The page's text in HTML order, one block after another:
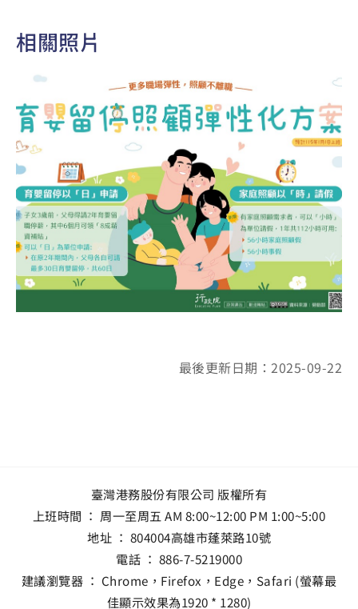
相關照片
最後更新日期：2025-09-22
臺灣港務股份有限公司 版權所有
上班時間 ： 周一至周五 AM 8:00~12:00 PM 1:00~5:00
地址 ： 804004高雄市蓬萊路10號
電話 ： 886-7-5219000
建議瀏覽器 ： Chrome，Firefox，Edge，Safari (螢幕最
佳顯示效果為1920 * 1280)